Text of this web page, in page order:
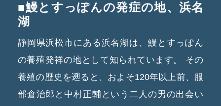
■鰻とすっぽんの発症の地、浜名
湖
静岡県浜松市にある浜名湖は、鰻とすっぽん
の養殖発祥の地として知られています。
その
養殖の歴史を遡ると、およそ120年以上前、服
部倉治郎と中村正輔という二人の男の出会い